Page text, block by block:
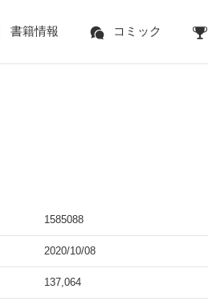
書籍情報 コミック
1585088
2020/10/08
137,064